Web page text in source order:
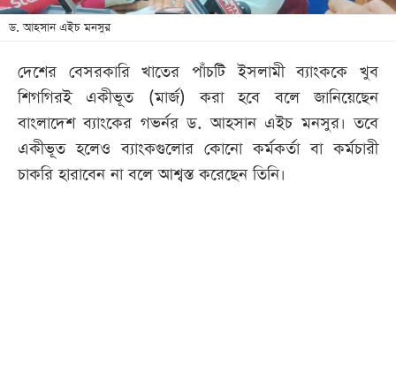
শিক্ষা
সব
বিভাগ
ছবি
ড. আহসান এইচ মনসুর
দেশের বেসরকারি খাতের পাঁচটি ইসলামী ব্যাংককে খুব
শিগগিরই একীভূত (মার্জ) করা হবে বলে জানিয়েছেন
বাংলাদেশ ব্যাংকের গভর্নর ড. আহসান এইচ মনসুর। তবে
একীভূত হলেও ব্যাংকগুলোর কোনো কর্মকর্তা বা কর্মচারী
চাকরি হারাবেন না বলে আশ্বস্ত করেছেন তিনি।